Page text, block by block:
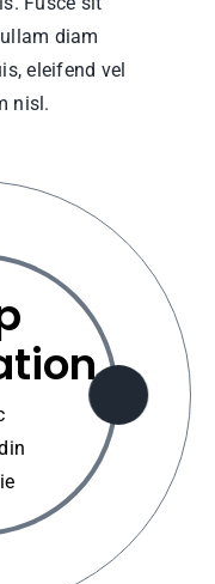
diam
eleifend vel
nisl.